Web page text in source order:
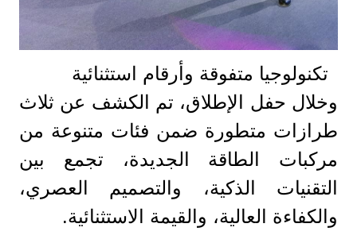
تكنولوجيا متفوقة وأرقام استثنائية
وخلال حفل الإطلاق، تم الكشف عن ثلاث
طرازات متطورة ضمن فئات متنوعة من
مركبات الطاقة الجديدة، تجمع بين
التقنيات الذكية، والتصميم العصري،
والكفاءة العالية، والقيمة الاستثنائية.